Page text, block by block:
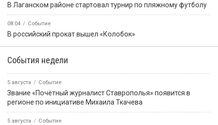
В Лаганском районе стартовал турнир по пляжному футболу
08:04 Событие
В российский прокат вышел «Колобок»
События недели
5 августа Событие
Звание «Почётный журналист Ставрополья» появится в
регионе по инициативе Михаила Ткачева
5 августа Событие